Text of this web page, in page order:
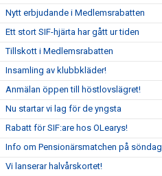
Nytt erbjudande i Medlemsrabatten
Ett stort SIF-hjärta har gått ur tiden
Tillskott i Medlemsrabatten
Insamling av klubbkläder!
Anmälan öppen till höstlovslägret!
Nu startar vi lag för de yngsta
Rabatt för SIF:are hos OLearys!
Info om Pensionärsmatchen på söndag
Vi lanserar halvårskortet!